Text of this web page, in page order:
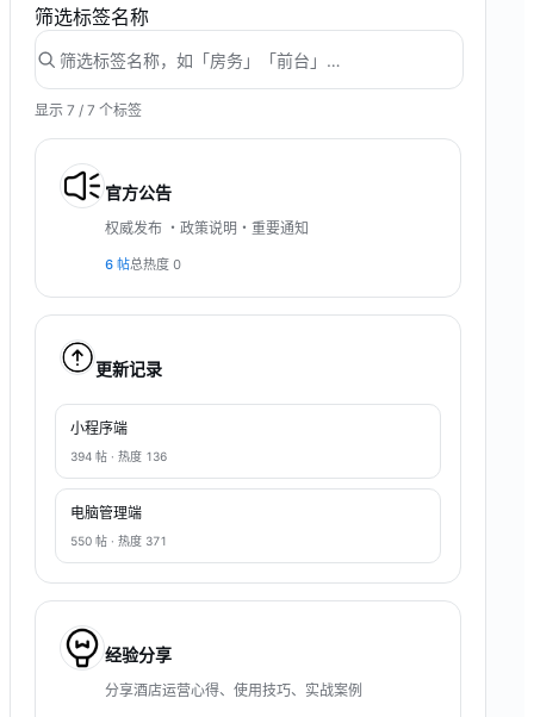
筛选标签名称
显示 7 / 7 个标签
官方公告
权威发布 ・政策说明・重要通知
6 帖总热度 0
更新记录
小程序端
394 帖 · 热度 136
电脑管理端
550 帖 · 热度 371
经验分享
分享酒店运营心得、使用技巧、实战案例